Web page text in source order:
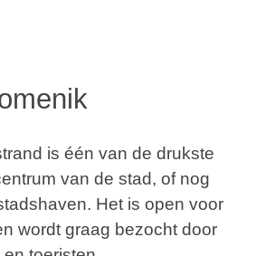
is één van de drukste
van de stad, of nog
Het is open voor
wordt graag bezocht door